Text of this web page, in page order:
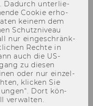
Da­durch un­ter­lie­
Coo­kie er­ho­
kei­nem dem
Schutz­ni­veau
nur ein­ge­schränk­
Rech­te in
auch die US-​
zu die­sen
oder nur ein­zel­
kli­cken Sie
Dort kön­
ver­wal­ten.